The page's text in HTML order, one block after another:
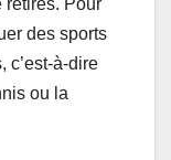
retirés. Pour
des sports
c’est-à-dire
ou la